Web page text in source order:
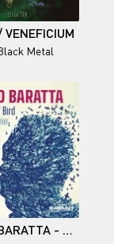
VENEFICIUM
Metal
RICHARD BARATTA - ANOTHER KIND OF BIRD